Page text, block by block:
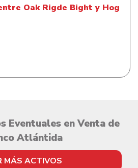
Oak Rigde Bight y Hog
Eventuales en Venta de
Atlántida
MÁS ACTIVOS